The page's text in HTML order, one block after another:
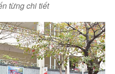
từng chi tiết